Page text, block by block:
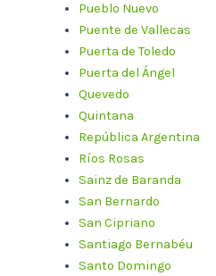
Pueblo Nuevo
Puente de Vallecas
Puerta de Toledo
Puerta del Ángel
Quevedo
Quintana
República Argentina
Ríos Rosas
Sainz de Baranda
San Bernardo
San Cipriano
Santiago Bernabéu
Santo Domingo